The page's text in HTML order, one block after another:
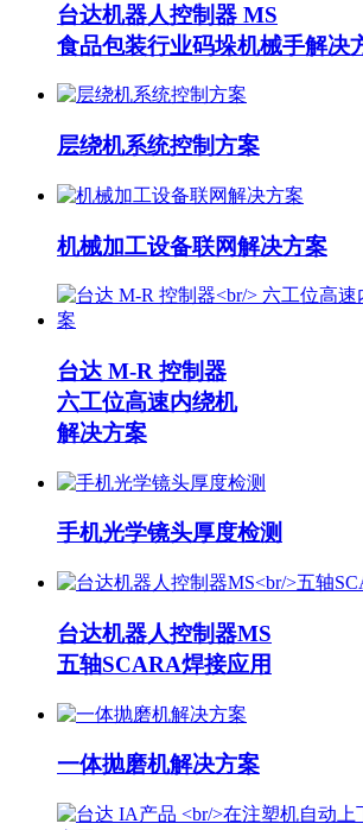
台达机器人控制器 MS
食品包装行业码垛机械手解决
层绕机系统控制方案
机械加工设备联网解决方案
台达 M-R 控制器
六工位高速内绕机
解决方案
手机光学镜头厚度检测
台达机器人控制器MS
五轴SCARA焊接应用
一体抛磨机解决方案